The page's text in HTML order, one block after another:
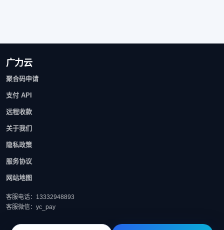
广力云
聚合码申请
支付 API
远程收款
关于我们
隐私政策
服务协议
网站地图
客服电话：13332948893
客服微信：yc_pay